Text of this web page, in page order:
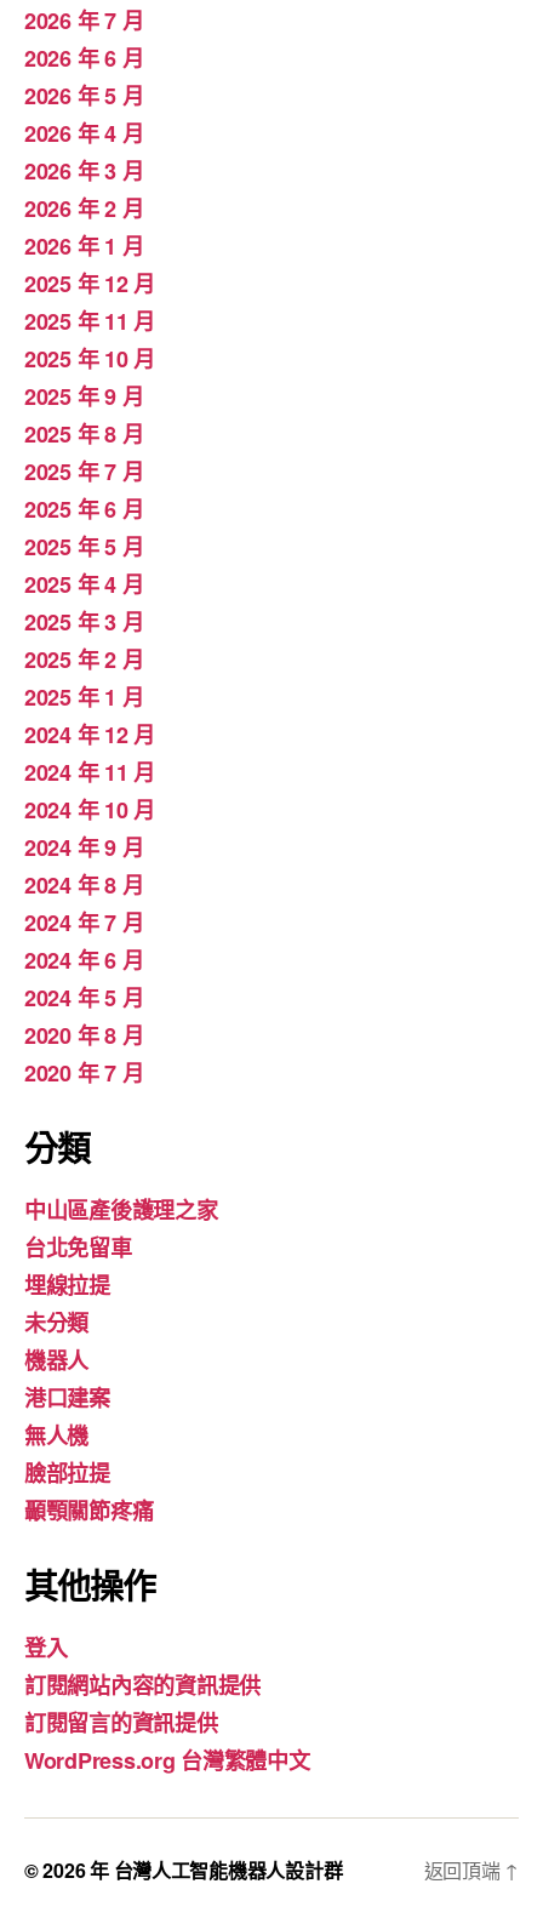
2026 年 7 月
2026 年 6 月
2026 年 5 月
2026 年 4 月
2026 年 3 月
2026 年 2 月
2026 年 1 月
2025 年 12 月
2025 年 11 月
2025 年 10 月
2025 年 9 月
2025 年 8 月
2025 年 7 月
2025 年 6 月
2025 年 5 月
2025 年 4 月
2025 年 3 月
2025 年 2 月
2025 年 1 月
2024 年 12 月
2024 年 11 月
2024 年 10 月
2024 年 9 月
2024 年 8 月
2024 年 7 月
2024 年 6 月
2024 年 5 月
2020 年 8 月
2020 年 7 月
分類
中山區產後護理之家
台北免留車
埋線拉提
未分類
機器人
港口建案
無人機
臉部拉提
顳顎關節疼痛
其他操作
登入
訂閱網站內容的資訊提供
訂閱留言的資訊提供
WordPress.org 台灣繁體中文
© 2026 年 台灣人工智能機器人設計群 返回頂端 ↑